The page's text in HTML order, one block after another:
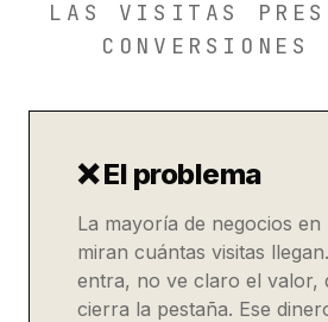
LAS VISITAS
CONVERSIONES
❌ El problema
La mayoría de negocios en
miran cuántas visitas
entra, no ve claro el valor,
cierra la pestaña. Ese